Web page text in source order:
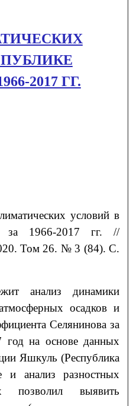
2017 ГГ.
условий в
за 1966-2017 гг.//
Том 26. № 3 (84). С.
анализ динамики
осадков и
Селянинова за
на основе данных
Яшкуль (Республика
и анализ разностных
позволил выявить